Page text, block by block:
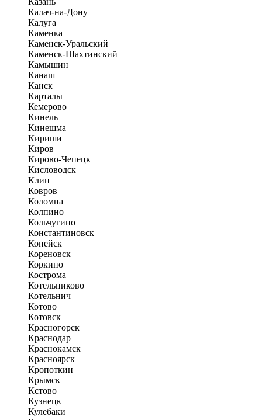
Калач-на-Дону
Калуга
Каменка
Каменск-Уральский
Каменск-Шахтинский
Камышин
Канаш
Канск
Карталы
Кемерово
Кинель
Кинешма
Кириши
Киров
Кирово-Чепецк
Кисловодск
Клин
Ковров
Коломна
Колпино
Кольчугино
Константиновск
Копейск
Кореновск
Коркино
Кострома
Котельниково
Котельнич
Котово
Котовск
Красногорск
Краснодар
Краснокамск
Красноярск
Кропоткин
Крымск
Кстово
Кузнецк
Кулебаки